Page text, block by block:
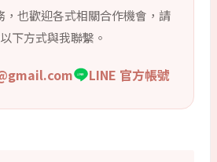
，也歡迎各式相關合作機會，請
下方式與我聯繫。
LINE 官方帳號